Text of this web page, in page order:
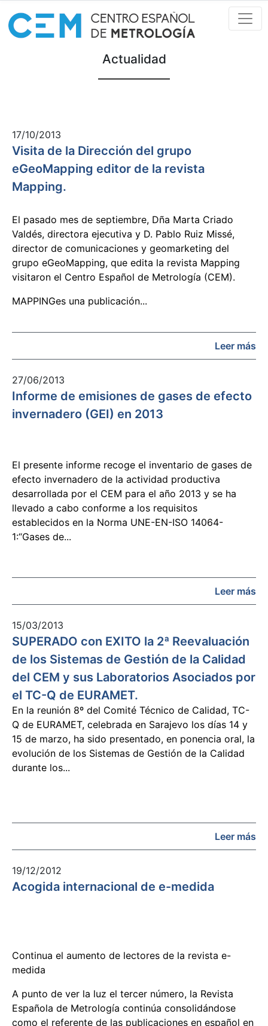
al
contenido
principal
Actualidad
17/10/2013
Visita de la Dirección del grupo
eGeoMapping editor de la revista
Mapping.
El pasado mes de septiembre, Dña Marta Criado
Valdés, directora ejecutiva y D. Pablo Ruiz Missé,
director de comunicaciones y geomarketing del
grupo eGeoMapping, que edita la revista Mapping
visitaron el Centro Español de Metrología (CEM).
MAPPINGes una publicación...
Leer más
27/06/2013
Informe de emisiones de gases de efecto
invernadero (GEI) en 2013
El presente informe recoge el inventario de gases de
efecto invernadero de la actividad productiva
desarrollada por el CEM para el año 2013 y se ha
llevado a cabo conforme a los requisitos
establecidos en la Norma UNE-EN-ISO 14064-
1:“Gases de...
Leer más
15/03/2013
SUPERADO con EXITO la 2ª Reevaluación
de los Sistemas de Gestión de la Calidad
del CEM y sus Laboratorios Asociados por
el TC-Q de EURAMET.
En la reunión 8º del Comité Técnico de Calidad, TC-
Q de EURAMET, celebrada en Sarajevo los días 14 y
15 de marzo, ha sido presentado, en ponencia oral, la
evolución de los Sistemas de Gestión de la Calidad
durante los...
Leer más
19/12/2012
Acogida internacional de e-medida
Continua el aumento de lectores de la revista e-
medida
A punto de ver la luz el tercer número, la Revista
Española de Metrología continúa consolidándose
como el referente de las publicaciones en español en